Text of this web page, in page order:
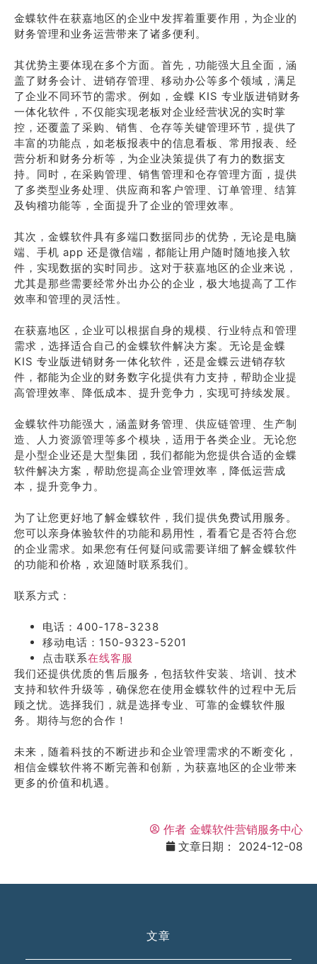
金蝶软件在获嘉地区的企业中发挥着重要作用，为企业的
财务管理和业务运营带来了诸多便利。
其优势主要体现在多个方面。首先，功能强大且全面，涵
盖了财务会计、进销存管理、移动办公等多个领域，满足
了企业不同环节的需求。例如，金蝶 KIS 专业版进销财务
一体化软件，不仅能实现老板对企业经营状况的实时掌
控，还覆盖了采购、销售、仓存等关键管理环节，提供了
丰富的功能点，如老板报表中的信息看板、常用报表、经
营分析和财务分析等，为企业决策提供了有力的数据支
持。同时，在采购管理、销售管理和仓存管理方面，提供
了多类型业务处理、供应商和客户管理、订单管理、结算
及钩稽功能等，全面提升了企业的管理效率。
其次，金蝶软件具有多端口数据同步的优势，无论是电脑
端、手机 app 还是微信端，都能让用户随时随地接入软
件，实现数据的实时同步。这对于获嘉地区的企业来说，
尤其是那些需要经常外出办公的企业，极大地提高了工作
效率和管理的灵活性。
在获嘉地区，企业可以根据自身的规模、行业特点和管理
需求，选择适合自己的金蝶软件解决方案。无论是金蝶
KIS 专业版进销财务一体化软件，还是金蝶云进销存软
件，都能为企业的财务数字化提供有力支持，帮助企业提
高管理效率、降低成本、提升竞争力，实现可持续发展。
金蝶软件功能强大，涵盖财务管理、供应链管理、生产制
造、人力资源管理等多个模块，适用于各类企业。无论您
是小型企业还是大型集团，我们都能为您提供合适的金蝶
软件解决方案，帮助您提高企业管理效率，降低运营成
本，提升竞争力。
为了让您更好地了解金蝶软件，我们提供免费试用服务。
您可以亲身体验软件的功能和易用性，看看它是否符合您
的企业需求。如果您有任何疑问或需要详细了解金蝶软件
的功能和价格，欢迎随时联系我们。
联系方式：
电话：400-178-3238
移动电话：150-9323-5201
点击联系在线客服
我们还提供优质的售后服务，包括软件安装、培训、技术
支持和软件升级等，确保您在使用金蝶软件的过程中无后
顾之忧。选择我们，就是选择专业、可靠的金蝶软件服
务。期待与您的合作！
未来，随着科技的不断进步和企业管理需求的不断变化，
相信金蝶软件将不断完善和创新，为获嘉地区的企业带来
更多的价值和机遇。
作者 金蝶软件营销服务中心
文章日期：
2024-12-08
文章